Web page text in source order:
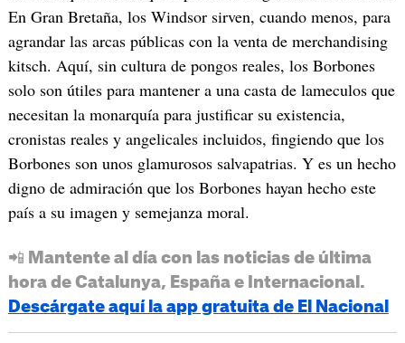
En Gran Bretaña, los Windsor sirven, cuando menos, para
agrandar las arcas públicas con la venta de merchandising
kitsch. Aquí, sin cultura de pongos reales, los Borbones
solo son útiles para mantener a una casta de lameculos que
necesitan la monarquía para justificar su existencia,
cronistas reales y angelicales incluidos, fingiendo que los
Borbones son unos glamurosos salvapatrias. Y es un hecho
digno de admiración que los Borbones hayan hecho este
país a su imagen y semejanza moral.
📲 Mantente al día con las noticias de última
hora de Catalunya, España e Internacional.
Descárgate aquí la app gratuita de El Nacional